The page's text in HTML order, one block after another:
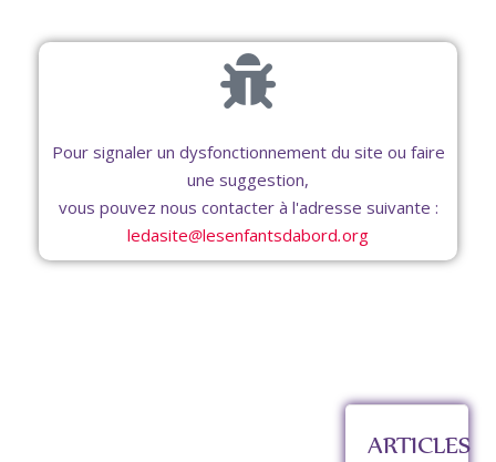
Pour signaler un dysfonctionnement du site ou faire
une suggestion,
vous pouvez nous contacter à l'adresse suivante :
ledasite
lesenfantsdabord org
ARTICLES